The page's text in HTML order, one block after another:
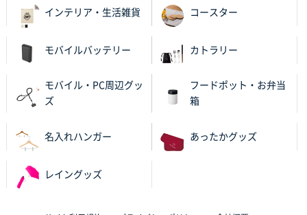
2025年10月28日 17:10
ワンポイントポリ袋 A4サイズ
ワンポイントポリ袋 A4サイズ
2025年10月16日 11:34
インテリア・生活雑貨 コースター
モバイルバッテリー カトラリー
モバイル・PC周辺グッ
ズ
フードポット・お弁当
箱
名入れハンガー あったかグッズ
レイングッズ